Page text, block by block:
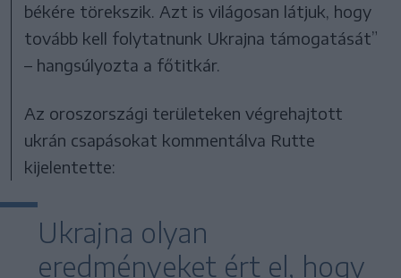
békére törekszik. Azt is világosan látjuk, hogy
tovább kell folytatnunk Ukrajna támogatását”
– hangsúlyozta a főtitkár.
Az oroszországi területeken végrehajtott
ukrán csapásokat kommentálva Rutte
kijelentette:
Ukrajna olyan
eredményeket ért el, hogy